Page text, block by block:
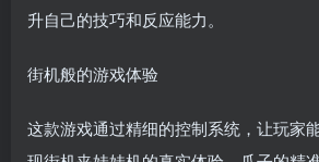
升自己的技巧和反应能力。
街机般的游戏体验
这款游戏通过精细的控制系统，让玩家